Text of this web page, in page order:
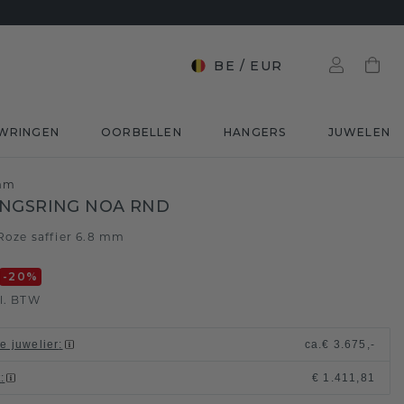
BE / EUR
OORBELLEN HANGERS JUWELEN
NOA RND
saffier 6.8 mm
-20 %
BTW
juwelier: ca.€ 3.675,-
: € 1.411,81